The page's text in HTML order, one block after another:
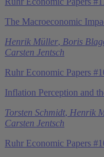
The Macroeconomic
Henrik Müller, Boris
Carsten Jentsch
Ruhr Economic Papers
Inflation Perception and
Torsten Schmidt, Henrik
Carsten Jentsch
Ruhr Economic Papers